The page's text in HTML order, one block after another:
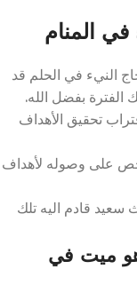
المنام
النيء في الحلم قد
بفضل الله.
تحقيق الأهداف
على وصوله لأهداف
قادم اليه تلك
ميت في